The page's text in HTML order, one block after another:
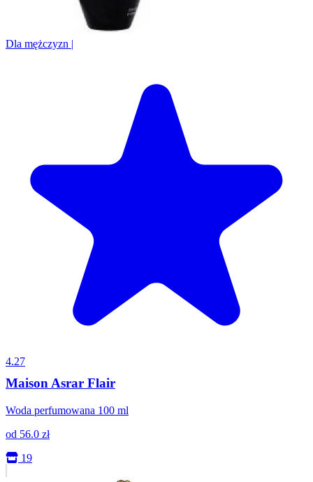
Dla mężczyzn |
4.27
Maison Asrar Flair
Woda perfumowana 100 ml
od 56.0 zł
19